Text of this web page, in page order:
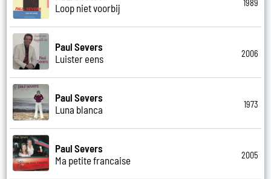
Loop niet voorbij
1989
Paul Severs
Luister eens
2006
Paul Severs
Luna blanca
1973
Paul Severs
Ma petite francaise
2005